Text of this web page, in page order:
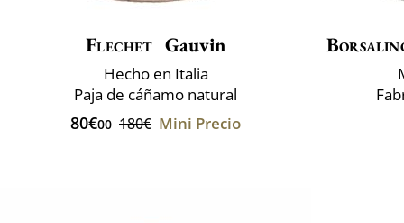
Flechet Gauvin
Hecho en Italia
Paja de cáñamo natural
80€00 180€ Mini Precio